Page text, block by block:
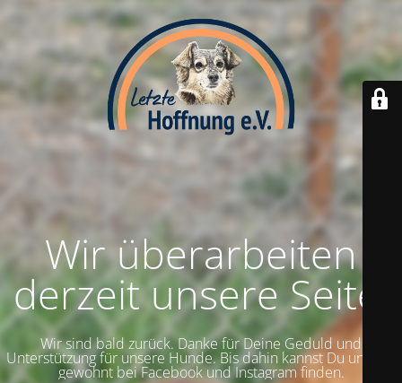
Wir überarbeiten
derzeit unsere Seite.
Wir sind bald zurück. Danke für Deine Geduld und
Unterstützung für unsere Hunde. Bis dahin kannst Du uns wie
gewohnt bei Facebook und Instagram finden.